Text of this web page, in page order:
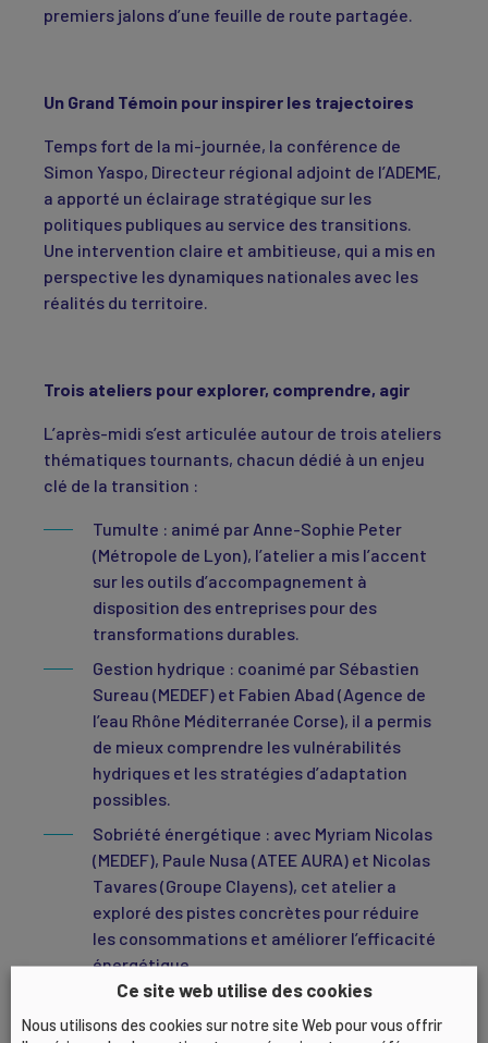
premiers jalons d’une feuille de route partagée.
Un Grand Témoin pour inspirer les trajectoires
Temps fort de la mi-journée, la conférence de
Simon Yaspo, Directeur régional adjoint de l’ADEME,
a apporté un éclairage stratégique sur les
politiques publiques au service des transitions.
Une intervention claire et ambitieuse, qui a mis en
perspective les dynamiques nationales avec les
réalités du territoire.
Trois ateliers pour explorer, comprendre, agir
L’après-midi s’est articulée autour de trois ateliers
thématiques tournants, chacun dédié à un enjeu
clé de la transition :
Tumulte : animé par Anne-Sophie Peter
(Métropole de Lyon), l’atelier a mis l’accent
sur les outils d’accompagnement à
disposition des entreprises pour des
transformations durables.
Gestion hydrique : coanimé par Sébastien
Sureau (MEDEF) et Fabien Abad (Agence de
l’eau Rhône Méditerranée Corse), il a permis
de mieux comprendre les vulnérabilités
hydriques et les stratégies d’adaptation
possibles.
Sobriété énergétique : avec Myriam Nicolas
(MEDEF), Paule Nusa (ATEE AURA) et Nicolas
Tavares (Groupe Clayens), cet atelier a
exploré des pistes concrètes pour réduire
les consommations et améliorer l’efficacité
énergétique.
Ce site web utilise des cookies
Nous utilisons des cookies sur notre site Web pour vous offrir